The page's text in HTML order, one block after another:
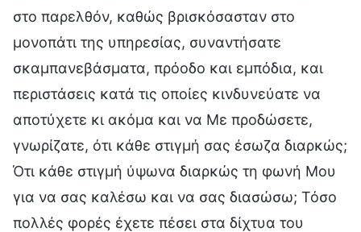
στο παρελθόν, καθώς βρισκόσασταν στο
μονοπάτι της υπηρεσίας, συναντήσατε
σκαμπανεβάσματα, πρόοδο και εμπόδια, και
περιστάσεις κατά τις οποίες κινδυνεύατε να
αποτύχετε κι ακόμα και να Με προδώσετε,
γνωρίζατε, ότι κάθε στιγμή σας έσωζα διαρκώς;
Ότι κάθε στιγμή ύψωνα διαρκώς τη φωνή Μου
για να σας καλέσω και να σας διασώσω; Τόσο
πολλές φορές έχετε πέσει στα δίχτυα του